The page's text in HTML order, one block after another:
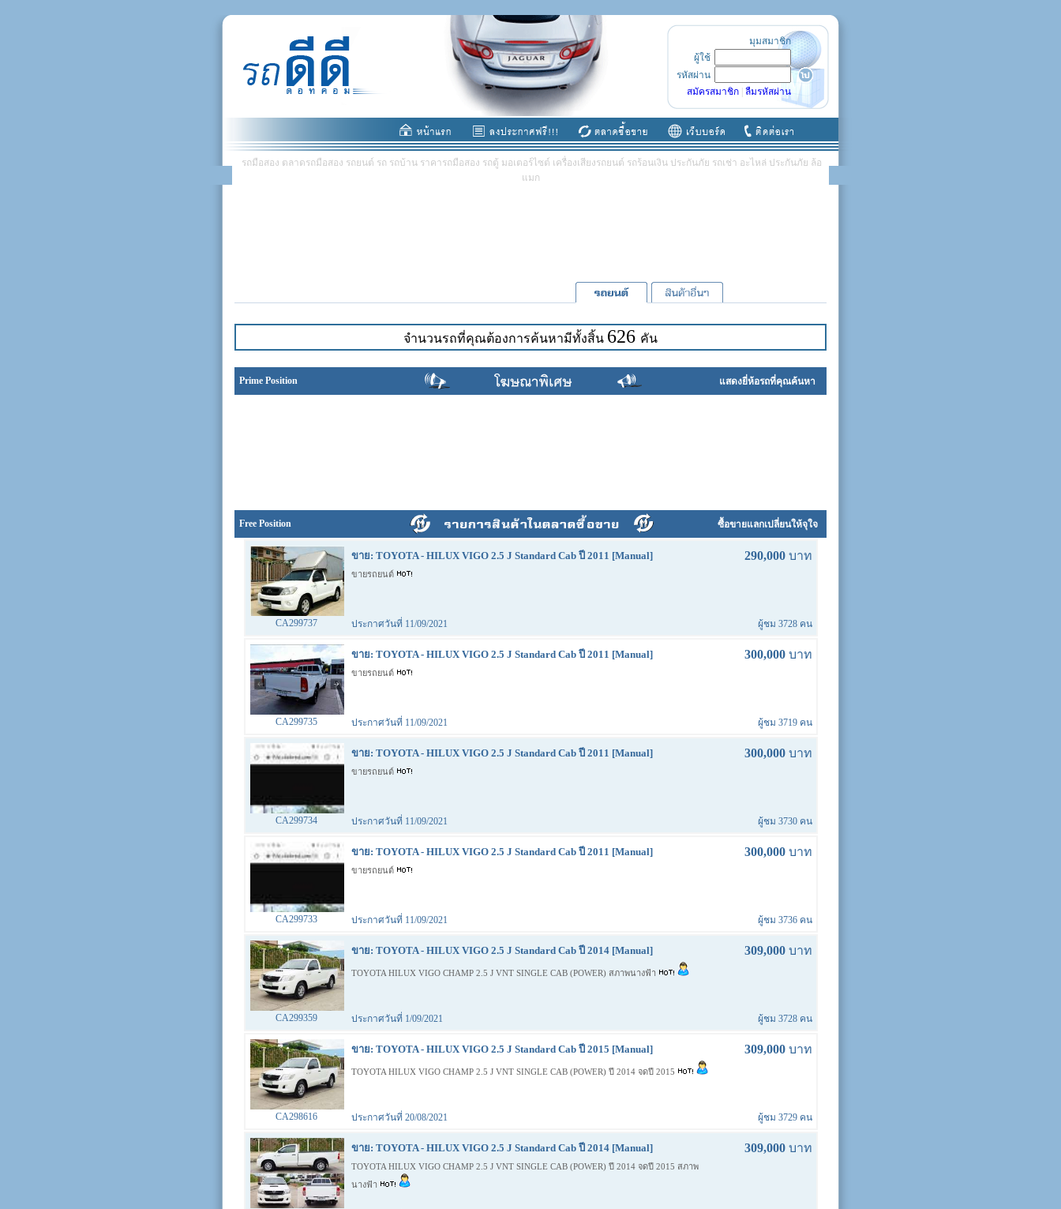
มุมสมาชิก
ผู้ใช้
รหัสผ่าน
สมัครสมาชิก ลืมรหัสผ่าน
รถมือสอง ตลาดรถมือสอง รถยนต์ รถ รถบ้าน ราคารถมือสอง รถตู้ มอเตอร์ไซต์ เครื่องเสียงรถยนต์ รถร้อนเงิน ประกันภัย รถเช่า อะไหล่ ประกันภัย ล้อ
แมก
จำนวนรถที่คุณต้องการค้นหามีทั้งสิ้น 626 คัน
Prime Position แสดงยี่ห้อรถที่คุณค้นหา
Free Position ซื้อขายแลกเปลี่ยนให้จุใจ
ขาย: TOYOTA - HILUX VIGO 2.5 J Standard Cab ปี 2011 [Manual] 290,000บาท
ขายรถยนต์
CA299737 ประกาศวันที่ 11/09/2021 ผู้ชม 3728 คน
ขาย: TOYOTA - HILUX VIGO 2.5 J Standard Cab ปี 2011 [Manual] 300,000บาท
ขายรถยนต์
CA299735 ประกาศวันที่ 11/09/2021 ผู้ชม 3719 คน
ขาย: TOYOTA - HILUX VIGO 2.5 J Standard Cab ปี 2011 [Manual] 300,000บาท
ขายรถยนต์
CA299734 ประกาศวันที่ 11/09/2021 ผู้ชม 3730 คน
ขาย: TOYOTA - HILUX VIGO 2.5 J Standard Cab ปี 2011 [Manual] 300,000บาท
ขายรถยนต์
CA299733 ประกาศวันที่ 11/09/2021 ผู้ชม 3736 คน
ขาย: TOYOTA - HILUX VIGO 2.5 J Standard Cab ปี 2014 [Manual] 309,000บาท
TOYOTA HILUX VIGO CHAMP 2.5 J VNT SINGLE CAB (POWER) สภาพนางฟ้า
CA299359 ประกาศวันที่ 1/09/2021 ผู้ชม 3728 คน
ขาย: TOYOTA - HILUX VIGO 2.5 J Standard Cab ปี 2015 [Manual] 309,000บาท
TOYOTA HILUX VIGO CHAMP 2.5 J VNT SINGLE CAB (POWER) ปี 2014 จดปี 2015
CA298616 ประกาศวันที่ 20/08/2021 ผู้ชม 3729 คน
ขาย: TOYOTA - HILUX VIGO 2.5 J Standard Cab ปี 2014 [Manual] 309,000บาท
TOYOTA HILUX VIGO CHAMP 2.5 J VNT SINGLE CAB (POWER) ปี 2014 จดปี 2015 สภาพ
นางฟ้า